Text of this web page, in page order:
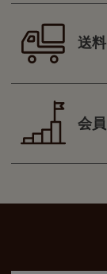
送
会